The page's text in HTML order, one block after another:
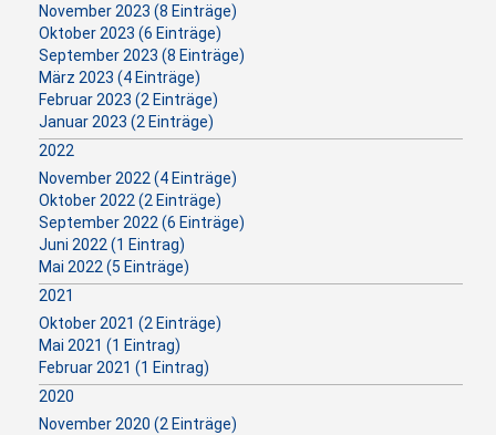
November 2023 (8 Einträge)
Oktober 2023 (6 Einträge)
September 2023 (8 Einträge)
März 2023 (4 Einträge)
Februar 2023 (2 Einträge)
Januar 2023 (2 Einträge)
2022
November 2022 (4 Einträge)
Oktober 2022 (2 Einträge)
September 2022 (6 Einträge)
Juni 2022 (1 Eintrag)
Mai 2022 (5 Einträge)
2021
Oktober 2021 (2 Einträge)
Mai 2021 (1 Eintrag)
Februar 2021 (1 Eintrag)
2020
November 2020 (2 Einträge)